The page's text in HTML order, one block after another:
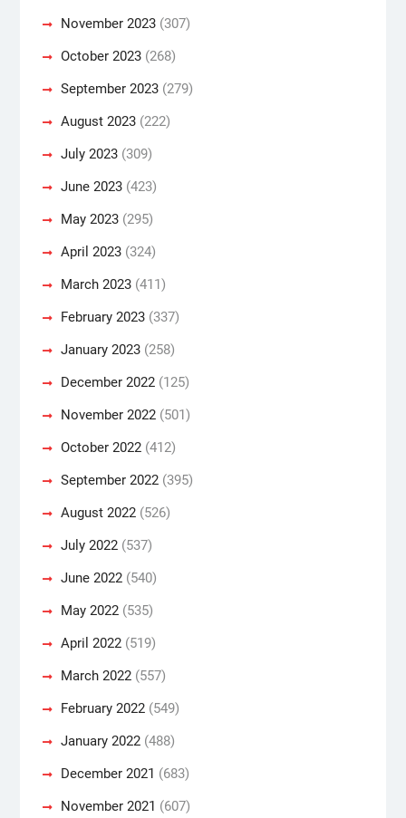
November 2023(307)
October 2023(268)
September 2023(279)
August 2023(222)
July 2023(309)
June 2023(423)
May 2023(295)
April 2023(324)
March 2023(411)
February 2023(337)
January 2023(258)
December 2022(125)
November 2022(501)
October 2022(412)
September 2022(395)
August 2022(526)
July 2022(537)
June 2022(540)
May 2022(535)
April 2022(519)
March 2022(557)
February 2022(549)
January 2022(488)
December 2021 (683)
November 2021 (607)